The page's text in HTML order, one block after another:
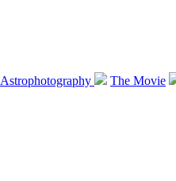
Astrophotography The Movie